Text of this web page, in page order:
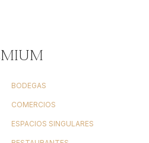
BODEGAS
COMERCIOS
ESPACIOS SINGULARES